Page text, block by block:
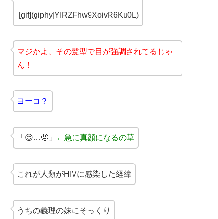
![gif](giphy|YIRZFhw9XoivR6Ku0L)
マジかよ、その髪型で目が強調されてるじゃ
ん！
ヨーコ？
「😌…🤨」 ←急に真顔になるの草
これが人類がHIVに感染した経緯
うちの義理の妹にそっくり